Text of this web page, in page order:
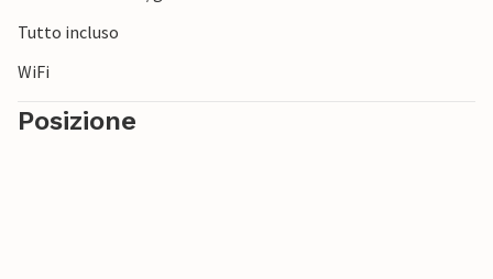
Tutto incluso
WiFi
Posizione